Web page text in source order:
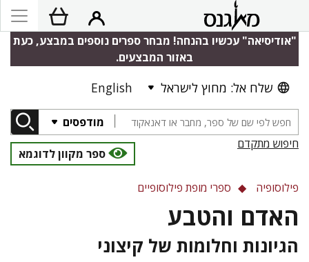
"אודיסיאה" עכשיו בהנחה! מבחר ספרים נוספים במבצע, כעת
באזור המבצעים.
שלח אל: מחוץ לישראל English
מודפסים
חיפוש מתקדם
ספר מקוון לדוגמא
פילוסופיה ספרי מופת פילוסופיים
האדם והטבע
הגיונות וחלומות של קיצוני